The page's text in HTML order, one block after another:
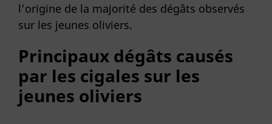
l’origine de la majorité des dégâts observés
sur les jeunes oliviers.
Principaux dégâts causés
par les cigales sur les
jeunes oliviers